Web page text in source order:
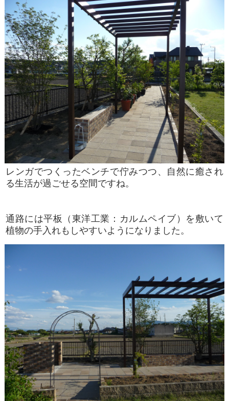
レンガでつくったベンチで佇みつつ、自然に癒され
る生活が過ごせる空間ですね。
通路には平板（東洋工業：カルムペイブ）を敷いて
植物の手入れもしやすいようになりました。